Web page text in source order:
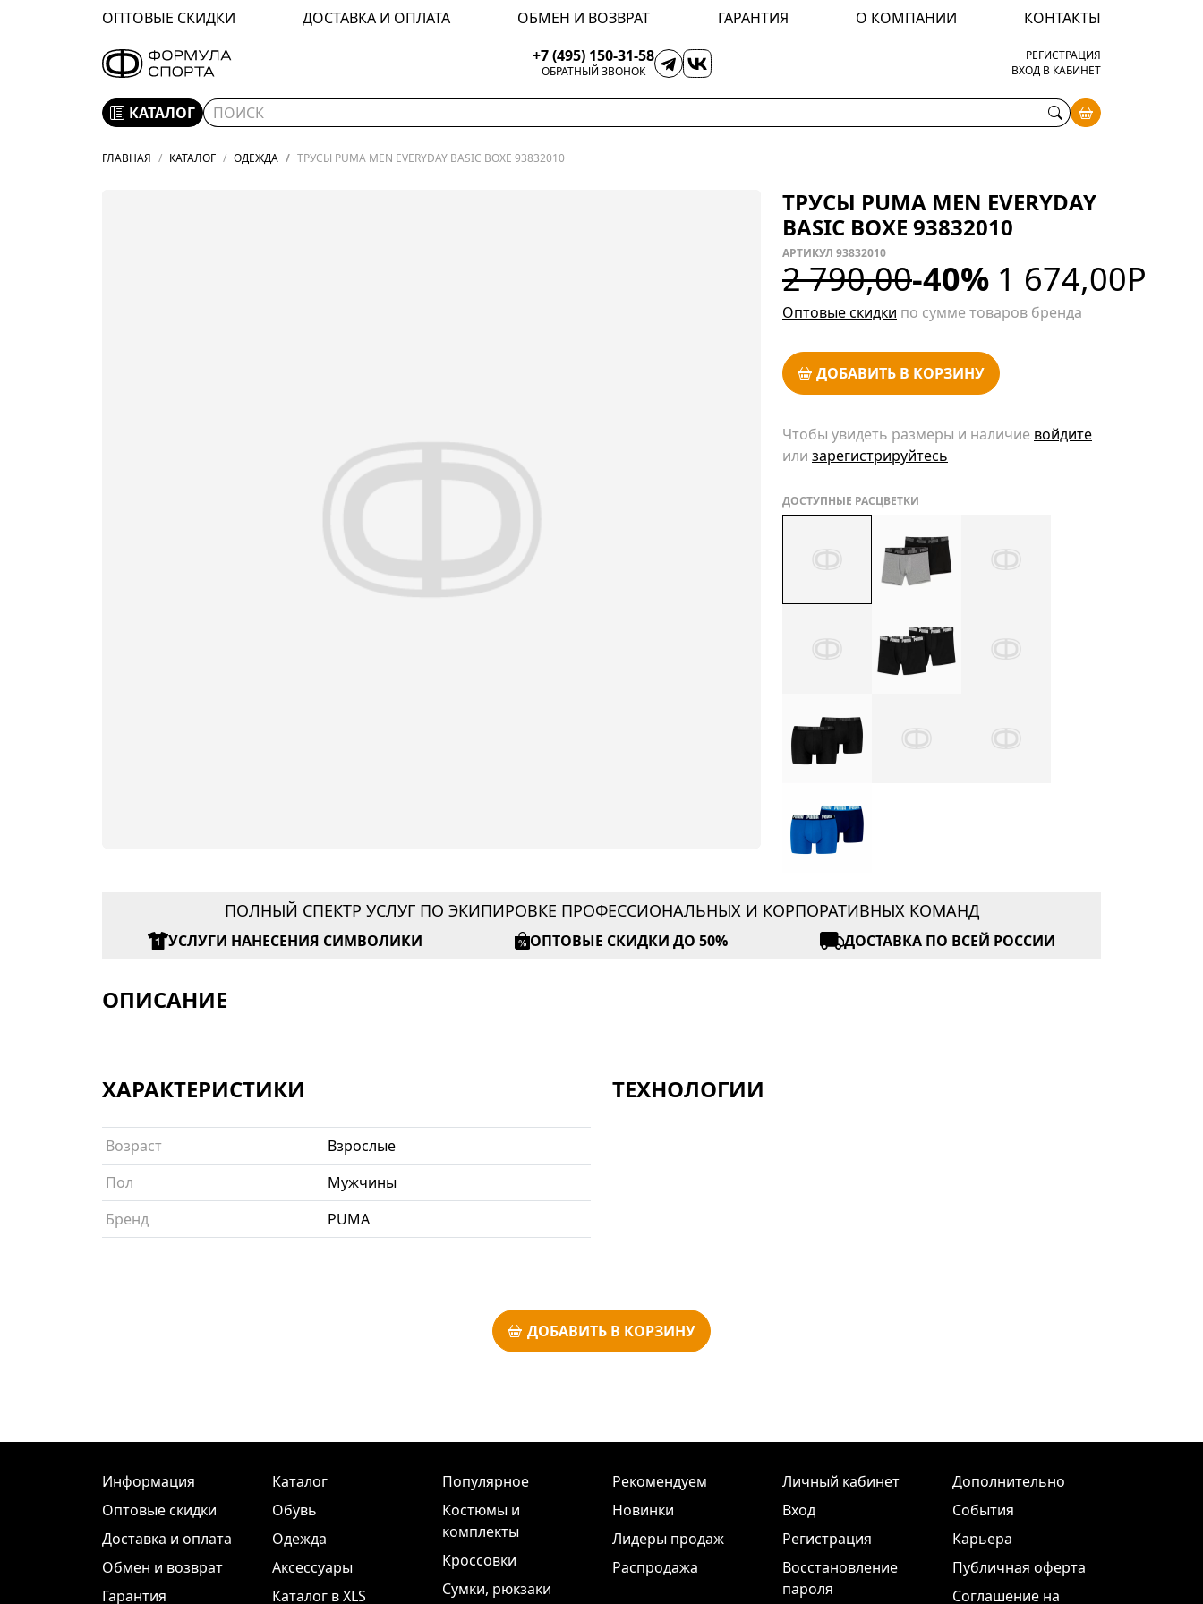
ОПТОВЫЕ СКИДКИ ДОСТАВКА И ОПЛАТА ОБМЕН И ВОЗВРАТ ГАРАНТИЯ О КОМПАНИИ
КОНТАКТЫ
+7 (495) 150-31-58
ОБРАТНЫЙ ЗВОНОК
РЕГИСТРАЦИЯ
ВХОД В КАБИНЕТ
КАТАЛОГ
ГЛАВНАЯ КАТАЛОГ ОДЕЖДА ТРУСЫ PUMA MEN EVERYDAY BASIC BOXE 93832010
ТРУСЫ PUMA MEN EVERYDAY
BASIC BOXE 93832010
АРТИКУЛ 93832010
2 790,00-40% 1 674,00Р
Оптовые скидки по сумме товаров бренда
ДОБАВИТЬ В КОРЗИНУ
Чтобы увидеть размеры и наличие войдите
или зарегистрируйтесь
ДОСТУПНЫЕ РАСЦВЕТКИ
ПОЛНЫЙ СПЕКТР УСЛУГ ПО ЭКИПИРОВКЕ ПРОФЕССИОНАЛЬНЫХ И КОРПОРАТИВНЫХ КОМАНД
УСЛУГИ НАНЕСЕНИЯ СИМВОЛИКИ ОПТОВЫЕ СКИДКИ ДО 50% ДОСТАВКА ПО ВСЕЙ РОССИИ
ОПИСАНИЕ
ХАРАКТЕРИСТИКИ
Возраст
Взрослые
Пол
Мужчины
Бренд
PUMA
ТЕХНОЛОГИИ
ДОБАВИТЬ В КОРЗИНУ
Информация
Оптовые скидки
Доставка и оплата
Обмен и возврат
Гарантия
Каталог
Обувь
Одежда
Аксессуары
Каталог в XLS
Популярное
Костюмы и
комплекты
Кроссовки
Сумки, рюкзаки
Рекомендуем
Новинки
Лидеры продаж
Распродажа
Личный кабинет
Вход
Регистрация
Восстановление
пароля
Дополнительно
События
Карьера
Публичная оферта
Соглашение на